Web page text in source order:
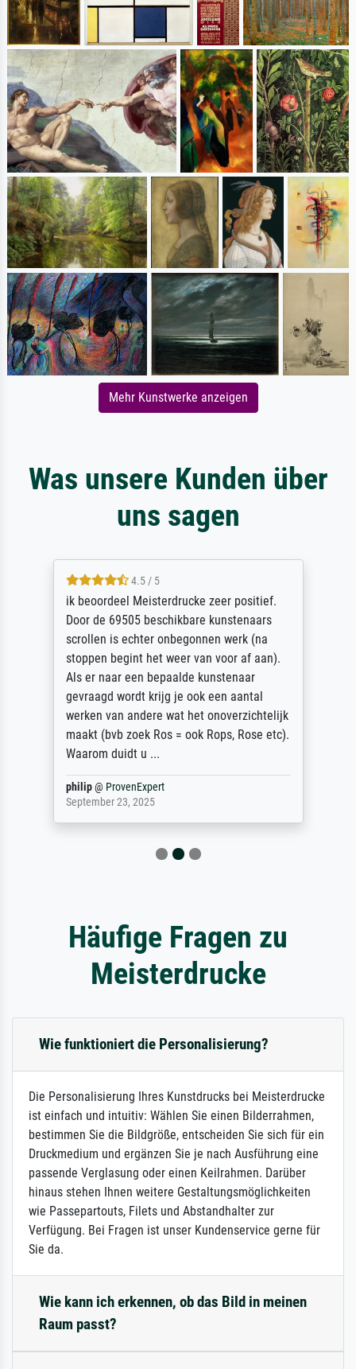
Mehr Kunstwerke anzeigen
Was unsere Kunden über
uns sagen
4.5 / 5
ik beoordeel Meisterdrucke zeer positief.
Door de 69505 beschikbare kunstenaars
scrollen is echter onbegonnen werk (na
stoppen begint het weer van voor af aan).
Als er naar een bepaalde kunstenaar
gevraagd wordt krijg je ook een aantal
werken van andere wat het onoverzichtelijk
maakt (bvb zoek Ros = ook Rops, Rose etc).
Waarom duidt u ...
philip@ ProvenExpert
September 23, 2025
Häufige Fragen zu
Meisterdrucke
Wie funktioniert die Personalisierung?
Die Personalisierung Ihres Kunstdrucks bei Meisterdrucke
ist einfach und intuitiv: Wählen Sie einen Bilderrahmen,
bestimmen Sie die Bildgröße, entscheiden Sie sich für ein
Druckmedium und ergänzen Sie je nach Ausführung eine
passende Verglasung oder einen Keilrahmen. Darüber
hinaus stehen Ihnen weitere Gestaltungsmöglichkeiten
wie Passepartouts, Filets und Abstandhalter zur
Verfügung. Bei Fragen ist unser Kundenservice gerne für
Sie da.
Wie kann ich erkennen, ob das Bild in meinen
Raum passt?